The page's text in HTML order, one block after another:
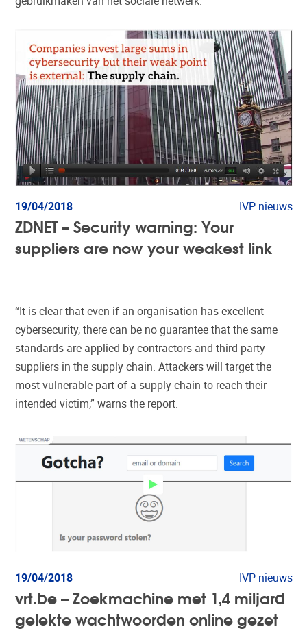
19/04/2018 IVP nieuws
ZDNET – Security warning: Your
suppliers are now your weakest link
“It is clear that even if an organisation has excellent
cybersecurity, there can be no guarantee that the same
standards are applied by contractors and third party
suppliers in the supply chain. Attackers will target the
most vulnerable part of a supply chain to reach their
intended victim,” warns the report.
19/04/2018 IVP nieuws
vrt.be – Zoekmachine met 1,4 miljard
gelekte wachtwoorden online gezet